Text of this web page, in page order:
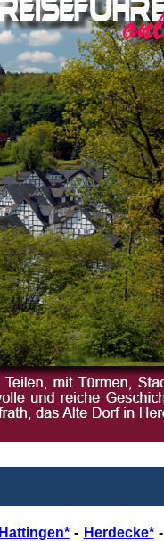
Hattingen* - Herdecke*-